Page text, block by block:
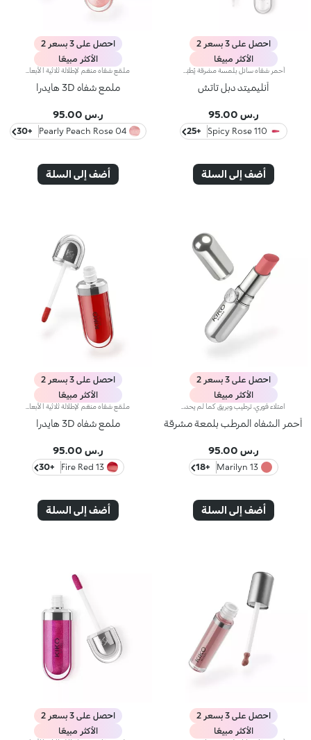
احصل على 3 بسعر 2
الأكثر مبيعًا
أنليميتد دبل تاتش
ر.س 95.00
110 Spicy Rose
+25
أضف إلى السلة
احصل على 3 بسعر 2
الأكثر مبيعًا
ملمع شفاه 3D هايدرا
ر.س 95.00
04 Pearly Peach Rose
+30
أضف إلى السلة
احصل على 3 بسعر 2
الأكثر مبيعًا
أحمر الشفاه المرطب بلمعة مشرقة
ر.س 95.00
13 Marilyn
+18
أضف إلى السلة
احصل على 3 بسعر 2
الأكثر مبيعًا
ملمع شفاه 3D هايدرا
ر.س 95.00
13 Fire Red
+30
أضف إلى السلة
احصل على 3 بسعر 2
الأكثر مبيعًا
احصل على 3 بسعر 2
الأكثر مبيعًا